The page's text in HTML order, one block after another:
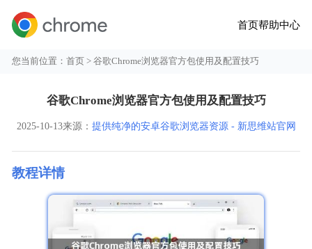
首页帮助中心
您当前位置：首页 > 谷歌Chrome浏览器官方包使用及配置技巧
谷歌Chrome浏览器官方包使用及配置技巧
2025-10-13来源： 提供纯净的安卓谷歌浏览器资源 - 新思维站官网
教程详情